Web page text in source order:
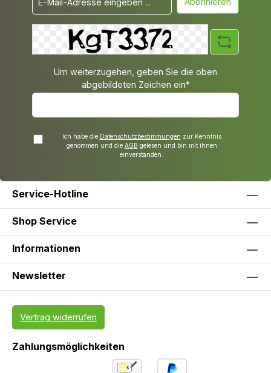
Um weiterzugehen, geben Sie die oben
abgebildeten Zeichen ein*
Ich habe die Datenschutzbestimmungen zur Kenntnis
genommen und die AGB gelesen und bin mit ihnen
einverstanden.
Service-Hotline
Shop Service
Informationen
Newsletter
Vertrag widerrufen
Zahlungsmöglichkeiten